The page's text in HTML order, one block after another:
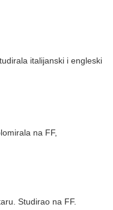
italijanski i engleski
na FF,
Studirao na FF.